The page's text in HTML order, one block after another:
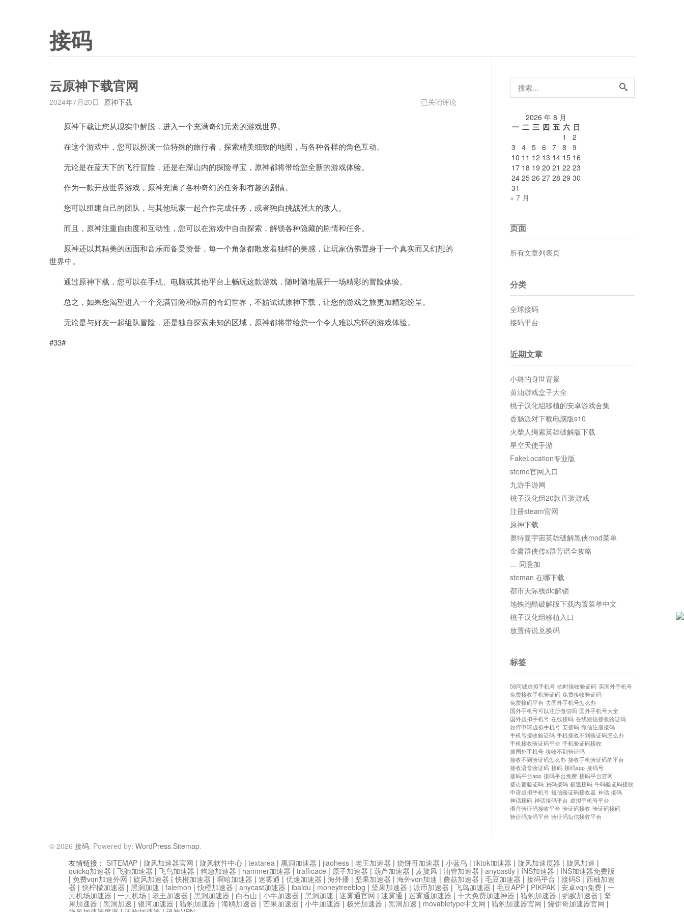
接码
云原神下载官网
2024年7月20日 原神下载
云
已关闭评论
原神下载让您从现实中解脱，进入一个充满奇幻元素的游戏世界。
在这个游戏中，您可以扮演一位特殊的旅行者，探索精美细致的地图，与各种各样的角色互动。
无论是在蓝天下的飞行冒险，还是在深山内的探险寻宝，原神都将带给您全新的游戏体验。
作为一款开放世界游戏，原神充满了各种奇幻的任务和有趣的剧情。
您可以组建自己的团队，与其他玩家一起合作完成任务，或者独自挑战强大的敌人。
而且，原神注重自由度和互动性，您可以在游戏中自由探索，解锁各种隐藏的剧情和任务。
原神还以其精美的画面和音乐而备受赞誉，每一个角落都散发着独特的美感，让玩家仿佛置身于一个真实而又幻想的
世界中。
通过原神下载，您可以在手机、电脑或其他平台上畅玩这款游戏，随时随地展开一场精彩的冒险体验。
总之，如果您渴望进入一个充满冒险和惊喜的奇幻世界，不妨试试原神下载，让您的游戏之旅更加精彩纷呈。
无论是与好友一起组队冒险，还是独自探索未知的区域，原神都将带给您一个令人难以忘怀的游戏体验。
#33#
搜
索...
2026 年 8 月
一 二 三 四 五 六 日
1
2
3
4 5 6 7 8
9
10 11 12 13 14 15 16
17 18 19 20 21 22 23
24 25 26 27 28 29 30
31
« 7 月
页面
所有文章列表页
分类
全球接码
接码平台
近期文章
小舞的身世背景
黄油游戏盒子大全
桃子汉化组移植的安卓游戏合集
香肠派对下载电脑版s10
火柴人绳索英雄破解版下载
星空天使手游
FakeLocation专业版
steme官网入口
九游手游网
桃子汉化组20款直装游戏
注册steam官网
原神下载
奥特曼宇宙英雄破解黑侠mod菜单
金庸群侠传x群芳谱全攻略
… 同意加
steman 在哪下载
都市天际线dlc解锁
地铁跑酷破解版下载内置菜单中文
桃子汉化组移植入口
放置传说兑换码
标签
58同城虚拟手机号 临时接收验证码 买国外手机号
免费接收手机验证码 免费接收验证码
免费接码平台 去国外手机号怎么办
国外手机号可以注册微信吗 国外手机号大全
国外虚拟手机号 在线接码 在线短信接收验证码
如何申请虚拟手机号 安接码 微信注册接码
手机号接收验证码 手机接收不到验证码怎么办
手机接收验证码平台 手机验证码接收
拔国外手机号 接收不到验证码
接收不到验证码怎么办 接收手机验证码的平台
接收语音验证码 接码 接码app 接码号
接码平台app 接码平台免费 接码平台官网
接语音验证码 易码接码 极速接码 牛码验证码接收
申请虚拟手机号 短信验证码接收器 神话 接码
神话接码 神话接码平台 虚拟手机号平台
语音验证码接收平台 验证码接收 验证码接码
验证码接码平台 验证码短信接收平台
© 2026 接码. Powered by: WordPress.Sitemap.
友情链接： SITEMAP | 旋风加速器官网 | 旋风软件中心 | textarea | 黑洞加速器 | jiaohess | 老王加速器 | 烧饼哥加速器 | 小蓝鸟 | tiktok加速器 | 旋风加速度器 | 旋风加速 |
quickq加速器 | 飞驰加速器 | 飞鸟加速器 | 狗急加速器 | hammer加速器 | trafficace | 原子加速器 | 葫芦加速器 | 麦旋风 | 油管加速器 | anycastly | INS加速器 | INS加速器免费版
| 免费vqn加速外网 | 旋风加速器 |快橙加速器 | 啊哈加速器 | 迷雾通 | 优途加速器 | 海外播 | 坚果加速器 | 海外vqn加速 | 蘑菇加速器 | 毛豆加速器 | 接码平台 | 接码S | 西柚加速
器 |快柠檬加速器 | 黑洞加速 | falemon |快橙加速器 | anycast加速器 | ibaidu | moneytreeblog | 坚果加速器 | 派币加速器 | 飞鸟加速器 | 毛豆APP | PIKPAK | 安卓vqn免费 | 一
元机场加速器 | 一元机场 | 老王加速器 | 黑洞加速器 | 白石山 | 小牛加速器 | 黑洞加速 | 迷雾通官网 | 迷雾通 | 迷雾通加速器 | 十大免费加速神器 | 猎豹加速器 | 蚂蚁加速器 | 坚
果加速器 | 黑洞加速 | 银河加速器 | 猎豹加速器 | 海鸥加速器 | 芒果加速器 | 小牛加速器 | 极光加速器 | 黑洞加速 | movabletype中文网 | 猎豹加速器官网 | 烧饼哥加速器官网 |